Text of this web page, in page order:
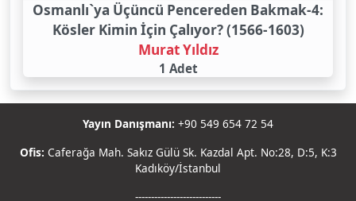
Osmanlı`ya Üçüncü Pencereden Bakmak-4:
Kösler Kimin İçin Çalıyor? (1566-1603)
Murat Yıldız
1 Adet
Yayın Danışmanı: +90 549 654 72 54
Ofis: Caferağa Mah. Sakız Gülü Sk. Kazdal Apt. No:28, D:5, K:3
Kadıköy/İstanbul
---------------------------